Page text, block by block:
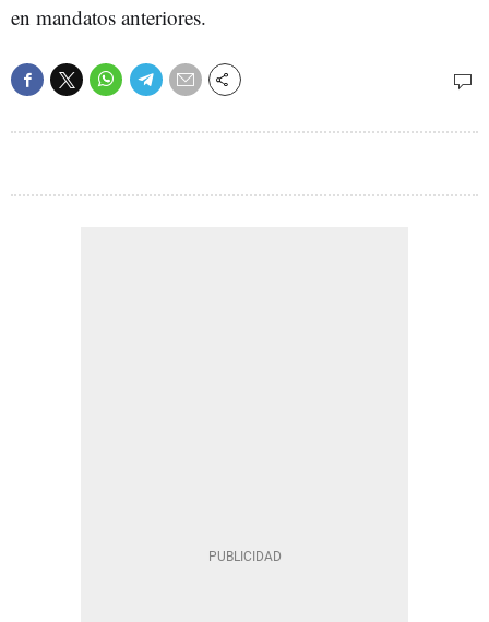
en mandatos anteriores.